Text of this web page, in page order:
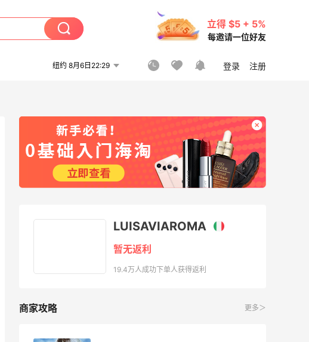
立得 $5 + 5%
每邀请一位好友
纽约 8月6日22:29 登录 注册
LUISAVIAROMA
暂无返利
19.4万人成功下单人获得返利
商家攻略 更多＞